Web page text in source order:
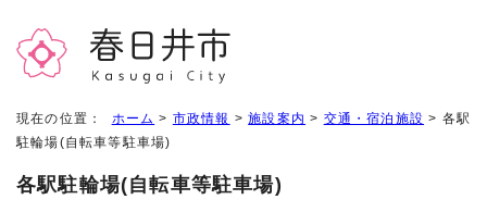
現在の位置： ホーム > 市政情報 >施設案内 > 交通・宿泊施設 > 各駅
駐輪場(自転車等駐車場)
各駅駐輪場(自転車等駐車場)